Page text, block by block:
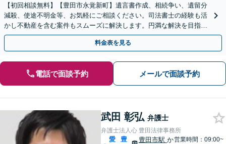
【初回相談無料】【豊田市永覚新町】遺言書作成、相続争い、遺留分
減殺、使途不明金等、お気軽にご相談ください。司法書士の経験も活
かし不動産を含む案件もスムーズに解決します。円満な解決を目指
し、近隣地区の方から多数ご相談いただいています。
料金表を見る
電話で面談予約 メールで面談予約
武田 彰弘 弁護士
弁護士法人心 豊田法律事務所
愛
豊
豊田市駅 か営業時間：09:00~